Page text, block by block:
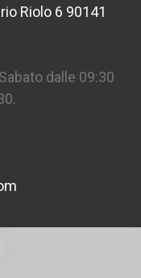
Riolo 6 90141
dalle 09:30